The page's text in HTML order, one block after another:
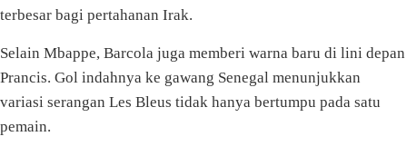
terbesar bagi pertahanan Irak.
Selain Mbappe, Barcola juga memberi warna baru di lini depan
Prancis. Gol indahnya ke gawang Senegal menunjukkan
variasi serangan Les Bleus tidak hanya bertumpu pada satu
pemain.